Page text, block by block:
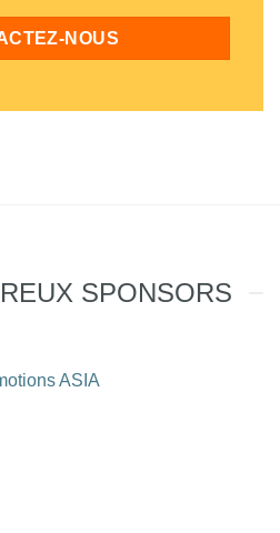
NOUS
SPONSORS